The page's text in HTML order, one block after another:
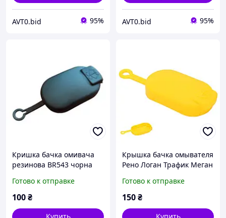
AVT0.bid 95% AVT0.bid 95%
Кришка бачка омивача
резинова BR543 чорна
Готово к отправке
100₴
Крышка бачка омывателя
Рено Логан Трафик Меган
Renault Clio Megane
Laguna Scenic
Готово к отправке
150₴